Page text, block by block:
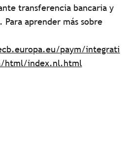
transferencia bancaria y
aprender más sobre
paym/integrati
html/index.nl.html